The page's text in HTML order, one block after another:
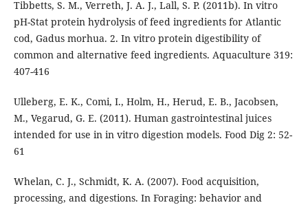
Tibbetts, S. M., Verreth, J. A. J., Lall, S. P. (2011b). In vitro
pH-Stat protein hydrolysis of feed ingredients for Atlantic
cod, Gadus morhua. 2. In vitro protein digestibility of
common and alternative feed ingredients. Aquaculture 319:
407-416
Ulleberg, E. K., Comi, I., Holm, H., Herud, E. B., Jacobsen,
M., Vegarud, G. E. (2011). Human gastrointestinal juices
intended for use in in vitro digestion models. Food Dig 2: 52-
61
Whelan, C. J., Schmidt, K. A. (2007). Food acquisition,
processing, and digestions. In Foraging: behavior and